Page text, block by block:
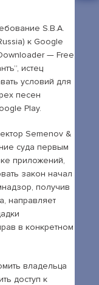
сайте
данных
S.B.A.
к Google
— Free
истец
условий для
песен
Play.
Semenov &
суда первым
приложений,
закон начал
получив
направляет
в конкретном
владельца
доступ к